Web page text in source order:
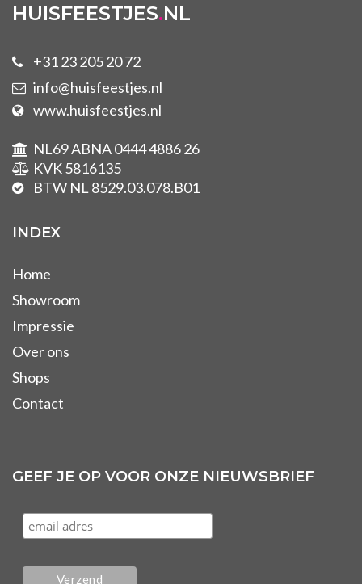
HUISFEESTJES.NL
+31 23 205 20 72
info@huisfeestjes.nl
www.huisfeestjes.nl
NL69 ABNA 0444 4886 26
KVK 5816135
BTW NL 8529.03.078.B01
INDEX
Home
Showroom
Impressie
Over ons
Shops
Contact
GEEF JE OP VOOR ONZE NIEUWSBRIEF